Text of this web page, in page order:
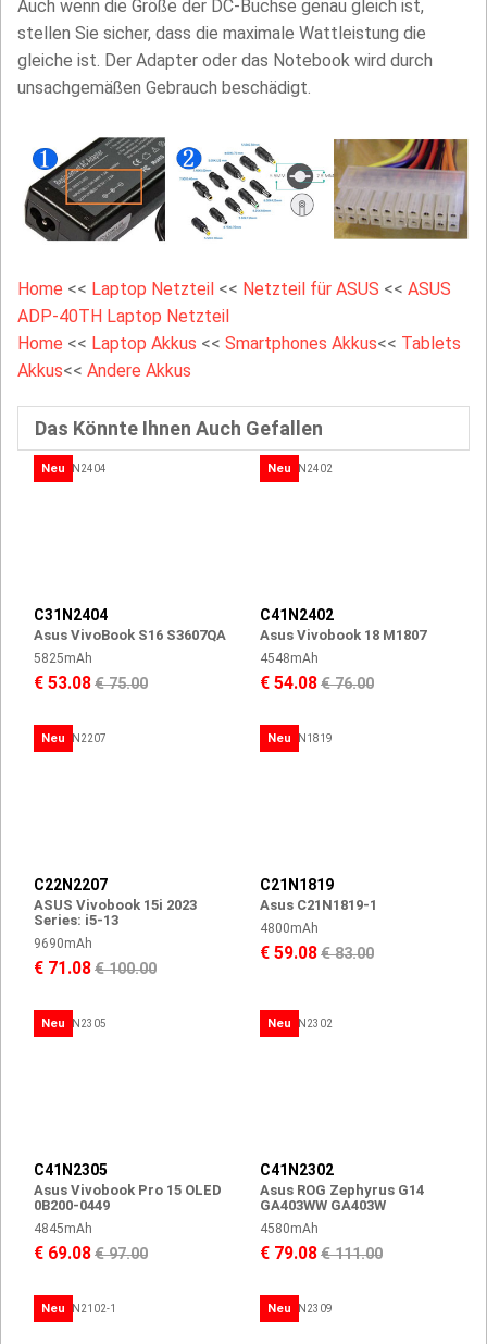
Auch wenn die Größe der DC-Buchse genau gleich ist,
stellen Sie sicher, dass die maximale Wattleistung die
gleiche ist. Der Adapter oder das Notebook wird durch
unsachgemäßen Gebrauch beschädigt.
Home << Laptop Netzteil << Netzteil für ASUS << ASUS
ADP-40TH Laptop Netzteil
Home << Laptop Akkus << Smartphones Akkus<< Tablets
Akkus<< Andere Akkus
Das Könnte Ihnen Auch Gefallen
Neu
C31N2404
Asus VivoBook S16 S3607QA
5825mAh
€ 53.08€ 75.00
Neu
C41N2402
Asus Vivobook 18 M1807
4548mAh
€ 54.08€ 76.00
Neu
C22N2207
ASUS Vivobook 15i 2023
Series: i5-13
9690mAh
€ 71.08€ 100.00
Neu
C21N1819
Asus C21N1819-1
4800mAh
€ 59.08€ 83.00
Neu
C41N2305
Asus Vivobook Pro 15 OLED
0B200-0449
4845mAh
€ 69.08€ 97.00
Neu
C41N2302
Asus ROG Zephyrus G14
GA403WW GA403W
4580mAh
€ 79.08€ 111.00
Neu Neu